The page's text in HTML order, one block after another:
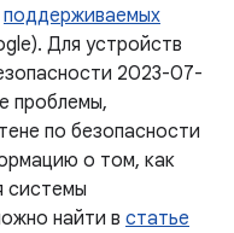
поддерживаемых
Для устройств
2023-07-
проблемы,
по безопасности
о том, как
системы
найти в статье